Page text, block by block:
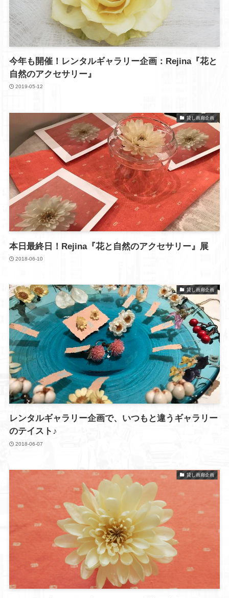
今年も開催！レンタルギャラリー企画：Rejina『花と
自然のアクセサリー』
2019-05-12
貸し画廊企画
本日最終日！Rejina『花と自然のアクセサリー』展
2018-06-10
貸し画廊企画
レンタルギャラリー企画で、いつもと違うギャラリー
のテイスト♪
2018-06-07
貸し画廊企画